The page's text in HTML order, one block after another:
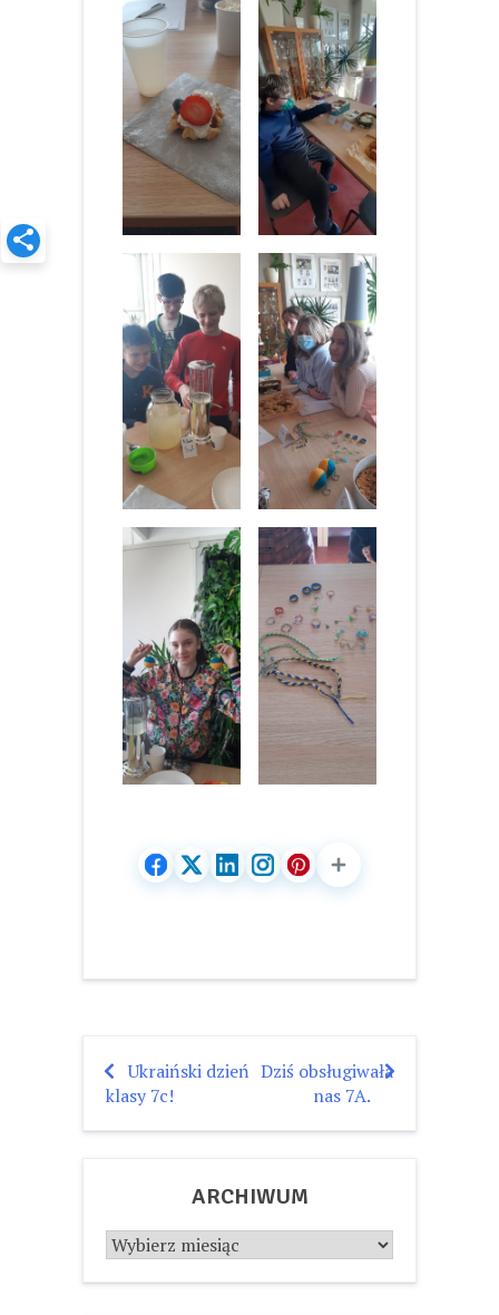
Nawigacja
wpisu
Ukraiński dzień
klasy 7c!
Dziś obsługiwała
nas 7A.
ARCHIWUM
Archiwum